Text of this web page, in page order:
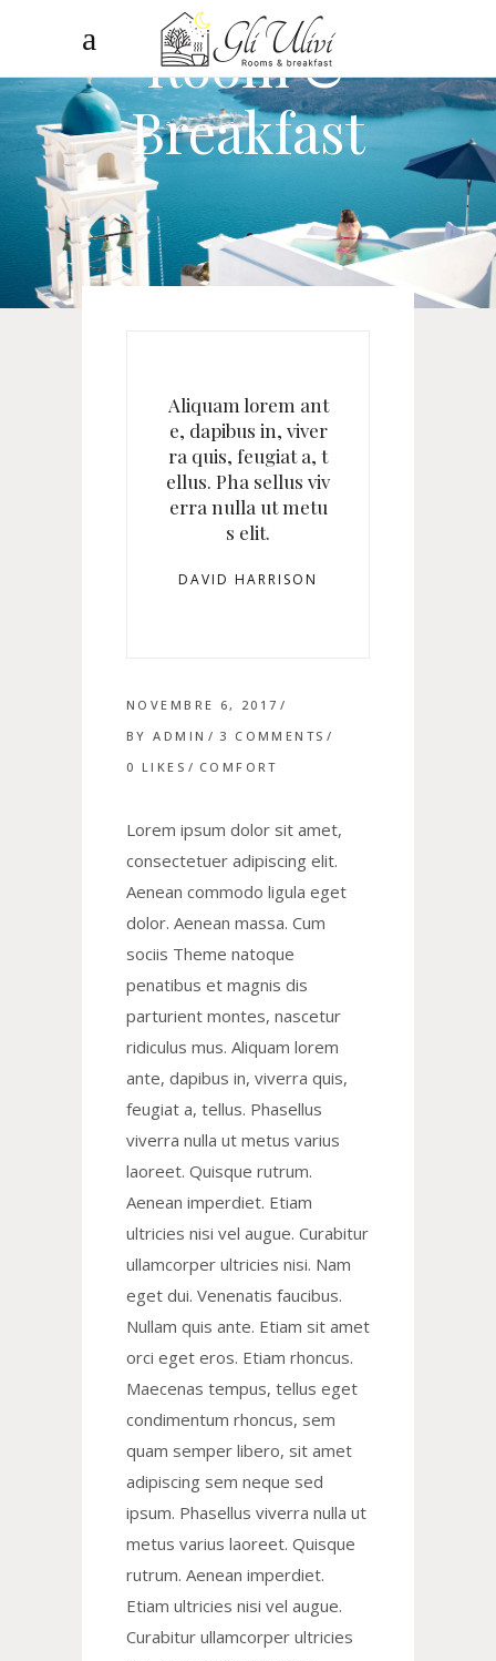
Room &
Breakfast
Aliquam lorem ant
e, dapibus in, viver
ra quis, feugiat a, t
ellus. Pha sellus viv
erra nulla ut metu
s elit.
DAVID HARRISON
NOVEMBRE 6, 2017
BYADMIN
3 COMMENTS
0 LIKES COMFORT
Lorem ipsum dolor sit amet,
consectetuer adipiscing elit.
Aenean commodo ligula eget
dolor. Aenean massa. Cum
sociis Theme natoque
penatibus et magnis dis
parturient montes, nascetur
ridiculus mus. Aliquam lorem
ante, dapibus in, viverra quis,
feugiat a, tellus. Phasellus
viverra nulla ut metus varius
laoreet. Quisque rutrum.
Aenean imperdiet. Etiam
ultricies nisi vel augue. Curabitur
ullamcorper ultricies nisi. Nam
eget dui. Venenatis faucibus.
Nullam quis ante. Etiam sit amet
orci eget eros. Etiam rhoncus.
Maecenas tempus, tellus eget
condimentum rhoncus, sem
quam semper libero, sit amet
adipiscing sem neque sed
ipsum. Phasellus viverra nulla ut
metus varius laoreet. Quisque
rutrum. Aenean imperdiet.
Etiam ultricies nisi vel augue.
Curabitur ullamcorper ultricies